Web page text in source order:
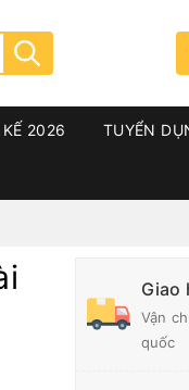
2026 TUYỂN
Giao
Vận
quốc